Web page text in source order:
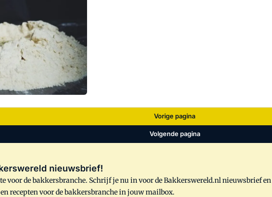
Vorige pagina
Volgende pagina
nieuwsbrief!
voor de bakkersbranche. Schrijf je nu in voor de Bakkerswereld.nl nieuwsbrief
recepten voor de bakkersbranche in jouw mailbox.